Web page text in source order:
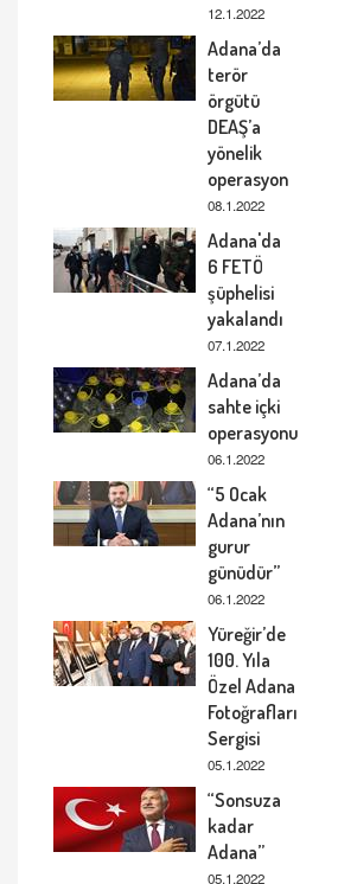
12.1.2022
Adana’da
terör
örgütü
DEAŞ’a
yönelik
operasyon
08.1.2022
Adana'da
6 FETÖ
şüphelisi
yakalandı
07.1.2022
Adana’da
sahte içki
operasyonu
06.1.2022
“5 Ocak
Adana’nın
gurur
günüdür”
06.1.2022
Yüreğir’de
100. Yıla
Özel Adana
Fotoğrafları
Sergisi
05.1.2022
“Sonsuza
kadar
Adana”
05.1.2022